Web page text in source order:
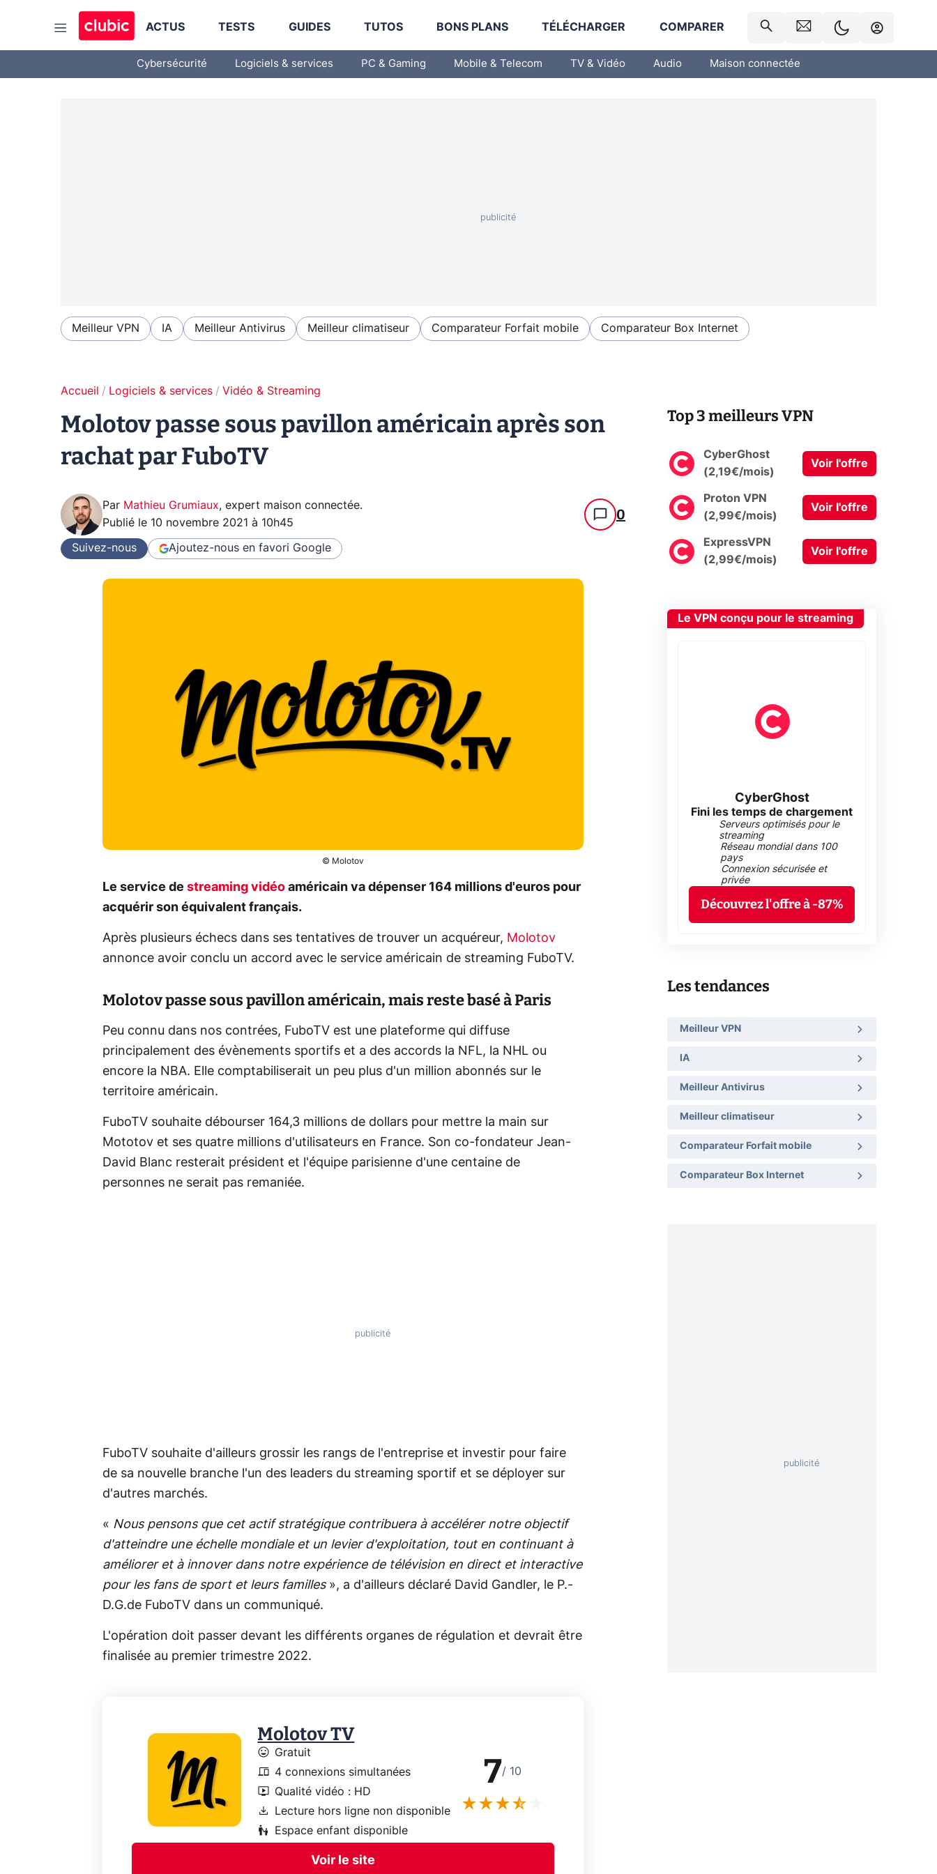
ACTUS TESTS GUIDES TUTOS BONS PLANS TÉLÉCHARGER COMPARER
Cybersécurité Logiciels & services PC & Gaming Mobile & Telecom TV & Vidéo Audio Maison connectée
Meilleur VPN IA Meilleur Antivirus Meilleur climatiseur Comparateur Forfait mobile Comparateur Box Internet
Accueil Logiciels & services Vidéo & Streaming
Molotov passe sous pavillon américain après son
rachat par FuboTV
Par Mathieu Grumiaux, expert maison connectée.
Publié le 10 novembre 2021 à 10h45 0
Suivez-nous Ajoutez-nous en favori Google
© Molotov
Le service de streaming vidéo américain va dépenser 164 millions d'euros pour
acquérir son équivalent français.
Après plusieurs échecs dans ses tentatives de trouver un acquéreur, Molotov
annonce avoir conclu un accord avec le service américain de streaming FuboTV.
Molotov passe sous pavillon américain, mais reste basé à Paris
Peu connu dans nos contrées, FuboTV est une plateforme qui diffuse
principalement des évènements sportifs et a des accords la NFL, la NHL ou
encore la NBA. Elle comptabiliserait un peu plus d'un million abonnés sur le
territoire américain.
FuboTV souhaite débourser 164,3 millions de dollars pour mettre la main sur
Mototov et ses quatre millions d'utilisateurs en France. Son co-fondateur Jean-
David Blanc resterait président et l'équipe parisienne d'une centaine de
personnes ne serait pas remaniée.
FuboTV souhaite d'ailleurs grossir les rangs de l'entreprise et investir pour faire
de sa nouvelle branche l'un des leaders du streaming sportif et se déployer sur
d'autres marchés.
« Nous pensons que cet actif stratégique contribuera à accélérer notre objectif
d'atteindre une échelle mondiale et un levier d'exploitation, tout en continuant à
améliorer et à innover dans notre expérience de télévision en direct et interactive
pour les fans de sport et leurs familles », a d'ailleurs déclaré David Gandler, le P.-
D.G.de FuboTV dans un communiqué.
L'opération doit passer devant les différents organes de régulation et devrait être
finalisée au premier trimestre 2022.
Molotov TV
mood Gratuit
devices 4 connexions simultanées
live_tv Qualité vidéo : HD
download Lecture hors ligne non disponible
escalator_warning Espace enfant disponible
7/ 10
Voir le site
Top 3 meilleurs VPN
CyberGhost
(2,19€/mois)
Voir l'offre
Proton VPN
(2,99€/mois)
Voir l'offre
ExpressVPN
(2,99€/mois)
Voir l'offre
Le VPN conçu pour le streaming
CyberGhost
Fini les temps de chargement
Serveurs optimisés pour le
streaming
Réseau mondial dans 100
pays
Connexion sécurisée et
privée
Découvrez l'offre à -87%
Les tendances
Meilleur VPN
IA
Meilleur Antivirus
Meilleur climatiseur
Comparateur Forfait mobile
Comparateur Box Internet